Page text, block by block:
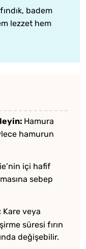
badem
lezzet hem
Hamura
hamurun
içi hafif
sebep
Kare veya
süresi fırın
değişebilir.